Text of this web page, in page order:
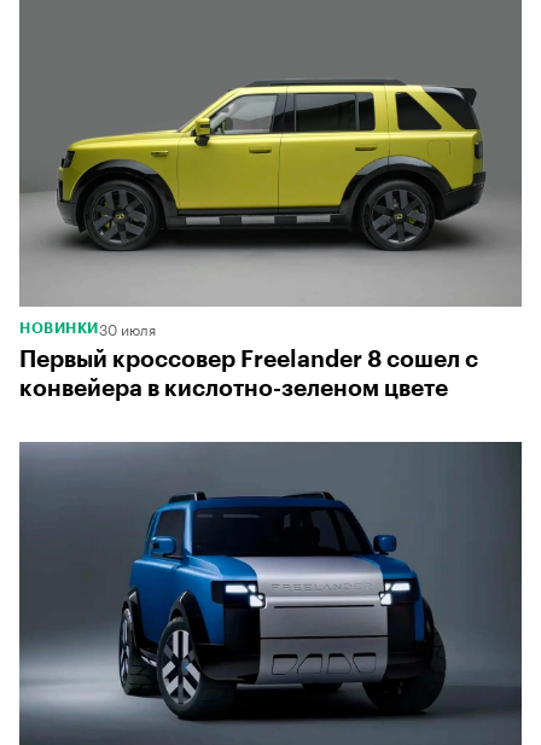
НОВИНКИ 30 июля
Первый кроссовер Freelander 8 сошел с
конвейера в кислотно-зеленом цвете